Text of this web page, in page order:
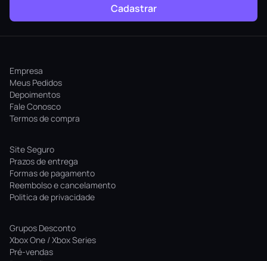
Cadastrar
Empresa
Meus Pedidos
Depoimentos
Fale Conosco
Termos de compra
Site Seguro
Prazos de entrega
Formas de pagamento
Reembolso e cancelamento
Politica de privacidade
Grupos Desconto
Xbox One / Xbox Series
Pré-vendas